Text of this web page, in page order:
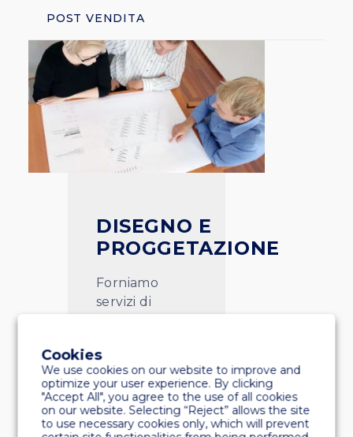
POST VENDITA
DISEGNO E
PROGGETAZIONE
Forniamo
servizi di
chiunque sia
interessato allo
sviluppo di
porti turistici e
Cookies
We use cookies on our website to improve and
optimize your user experience. By clicking
"Accept All", you agree to the use of all cookies
on our website. Selecting “Reject” allows the site
to use necessary cookies only, which will prevent